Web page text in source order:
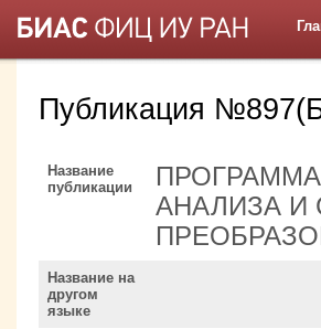
Публикация
Название
публикации
АНАЛИЗА И
Название на
другом
языке